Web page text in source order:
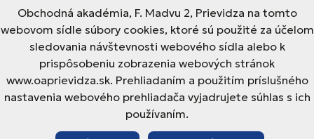
Obchodná akadémia, F. Madvu 2, Prievidza na tomto
webovom sídle súbory cookies, ktoré sú použité za účelom
sledovania návštevnosti webového sídla alebo k
prispôsobeniu zobrazenia webových stránok
www.oaprievidza.sk. Prehliadaním a použitím príslušného
nastavenia webového prehliadača vyjadrujete súhlas s ich
používaním.